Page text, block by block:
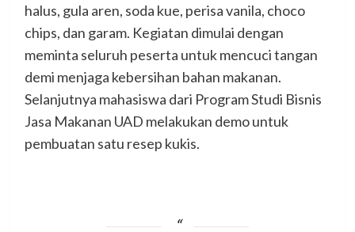
halus, gula aren, soda kue, perisa vanila, choco
chips, dan garam. Kegiatan dimulai dengan
meminta seluruh peserta untuk mencuci tangan
demi menjaga kebersihan bahan makanan.
Selanjutnya mahasiswa dari Program Studi Bisnis
Jasa Makanan UAD melakukan demo untuk
pembuatan satu resep kukis.